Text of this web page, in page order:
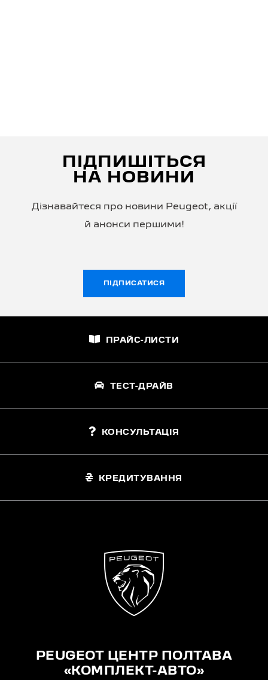
ПІДПИШІТЬСЯ
НА НОВИНИ
Дізнавайтеся про новини Peugeot, акції
й анонси першими!
ПІДПИСАТИСЯ
ПРАЙС-ЛИСТИ
ТЕСТ-ДРАЙВ
КОНСУЛЬТАЦІЯ
КРЕДИТУВАННЯ
PEUGEOT ЦЕНТР ПОЛТАВА
«КОМПЛЕКТ-АВТО»